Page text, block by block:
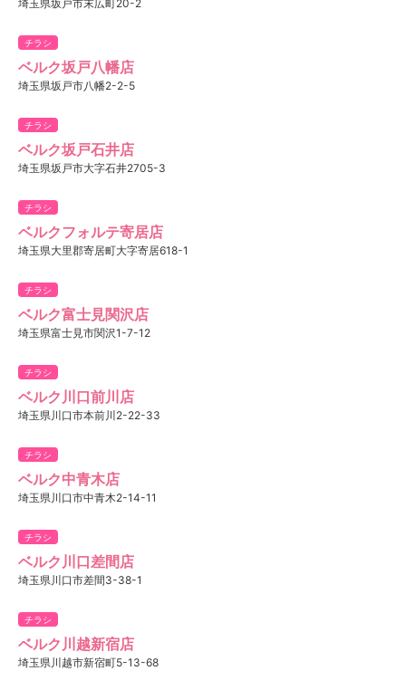
埼玉県坂戸市末広町20-2
チラシ
ベルク坂戸八幡店
埼玉県坂戸市八幡2-2-5
チラシ
ベルク坂戸石井店
埼玉県坂戸市大字石井2705-3
チラシ
ベルクフォルテ寄居店
埼玉県大里郡寄居町大字寄居618-1
チラシ
ベルク富士見関沢店
埼玉県富士見市関沢1-7-12
チラシ
ベルク川口前川店
埼玉県川口市本前川2-22-33
チラシ
ベルク中青木店
埼玉県川口市中青木2-14-11
チラシ
ベルク川口差間店
埼玉県川口市差間3-38-1
チラシ
ベルク川越新宿店
埼玉県川越市新宿町5-13-68